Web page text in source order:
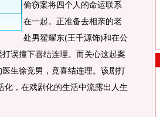
偷窃案将四个人的命运联系
在一起。正准备去相亲的老
处男翟耀东(王千源饰)和在公
误撞下喜结连理。而关心这起案
生徐竞男，竟喜结连理。该剧打
，在戏剧化的生活中流露出人生